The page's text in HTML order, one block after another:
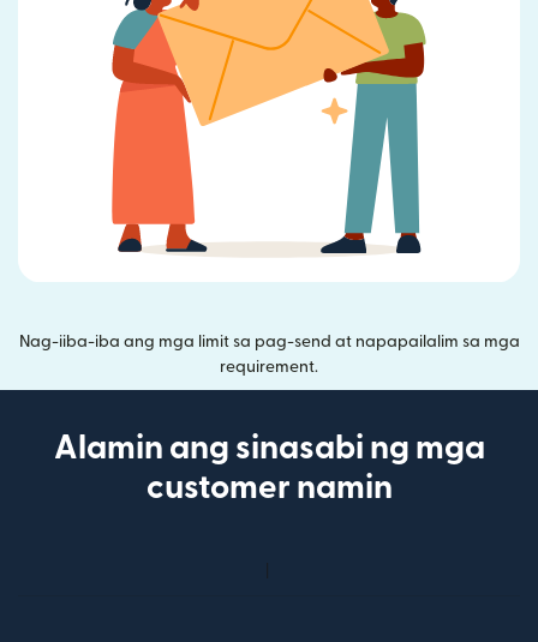
Nag-iiba-iba ang mga limit sa pag-send at napapailalim sa mga
requirement.
Alamin ang sinasabi ng mga
customer namin